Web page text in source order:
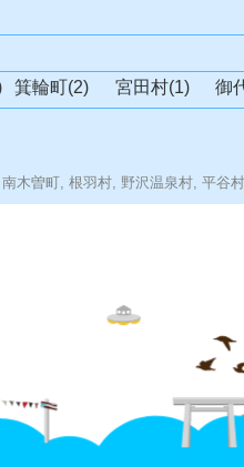
箕輪町(2) 宮田村(1)
御
南木曽町, 根羽村, 野沢温泉村, 平谷村,